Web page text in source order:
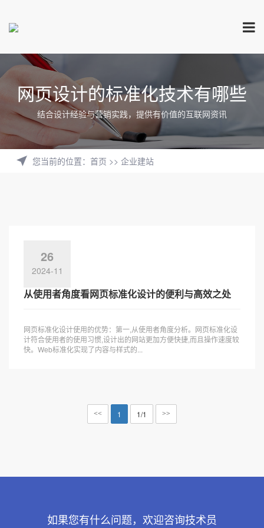
网页设计的标准化技术有哪些
结合设计经验与营销实践，提供有价值的互联网资讯
您当前的位置： 首页 >> 企业建站
26
2024-11
从使用者角度看网页标准化设计的便利与高效之处
网页标准化设计使用的优势：第一,从使用者角度分析。网页标准化设
计符合使用者的使用习惯,设计出的网站更加方便快捷,而且操作速度较
快。Web标准化实现了内容与样式的...
<< 1 1/1 >>
如果您有什么问题，欢迎咨询技术员